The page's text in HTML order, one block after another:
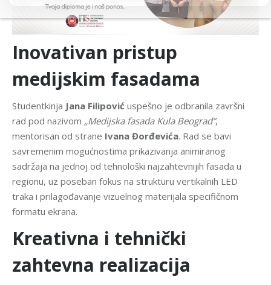
Inovativan pristup
medijskim fasadama
Studentkinja Jana Filipović uspešno je odbranila završni
rad pod nazivom „Medijska fasada Kula Beograd”,
mentorisan od strane Ivana Đorđevića. Rad se bavi
savremenim mogućnostima prikazivanja animiranog
sadržaja na jednoj od tehnološki najzahtevnijih fasada u
regionu, uz poseban fokus na strukturu vertikalnih LED
traka i prilagođavanje vizuelnog materijala specifičnom
formatu ekrana.
Kreativna i tehnički
zahtevna realizacija